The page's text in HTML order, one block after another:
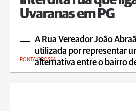
Uvaranas em PG
A Rua Vereador João
utilizada por representar
alternativa entre o bairro
PONTA GROSSA